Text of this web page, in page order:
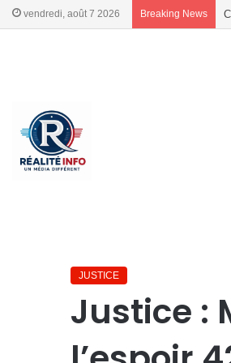
vendredi, août 7 2026 Breaking News
French
JUSTICE
Justice :